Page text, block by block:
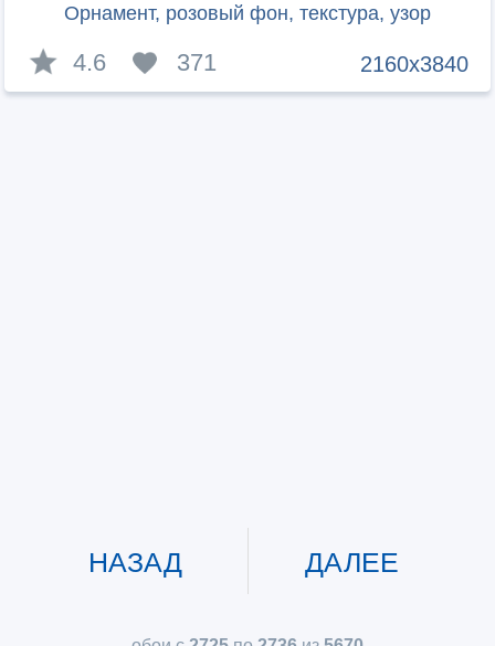
Орнамент, розовый фон, текстура, узор
2160x3840
4.6 371
НАЗАД ДАЛЕЕ